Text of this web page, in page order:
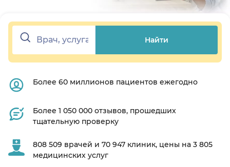
Найти
Более 60 миллионов пациентов ежегодно
Более 1 050 000 отзывов, прошедших
тщательную проверку
808 509 врачей и 70 947 клиник, цены на 3 805
медицинских услуг